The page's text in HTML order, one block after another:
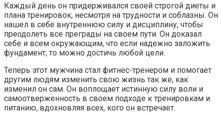
Каждый день он придерживался своей строгой диеты и
плана тренировок, несмотря на трудности и соблазны. Он
нашел в себе внутреннюю силу и дисциплину, чтобы
преодолеть все преграды на своем пути. Он доказал
себе и всем окружающим, что если надежно заложить
фундамент, то можно достичь любой цели.
Теперь этот мужчина стал фитнес-тренером и помогает
другим людям изменить свою жизнь так же, как
изменил он сам. Он воплощает истинную силу воли и
самоотверженность в своем подходе к тренировкам и
питанию, вдохновляя всех, кого он встречает.